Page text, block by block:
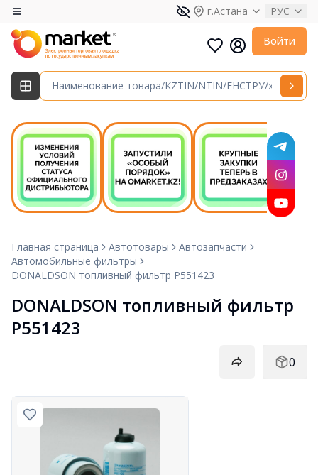
г.Астана РУС
Войти
Главная страница Автотовары
Автозапчасти
Автомобильные фильтры
DONALDSON топливный фильтр P551423
DONALDSON топливный фильтр
P551423
0